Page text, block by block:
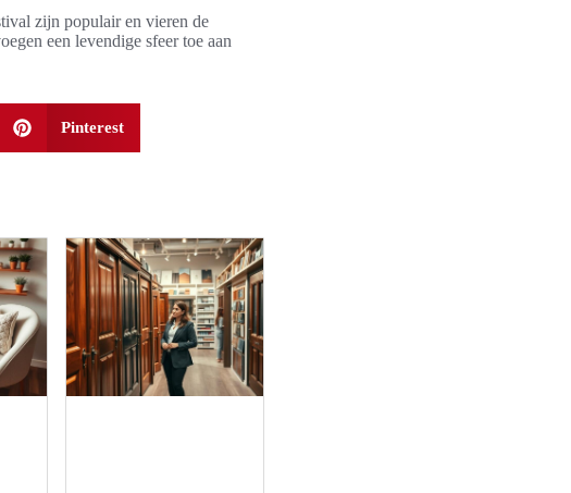
zijn populair en vieren de
een levendige sfeer toe aan
Pinterest